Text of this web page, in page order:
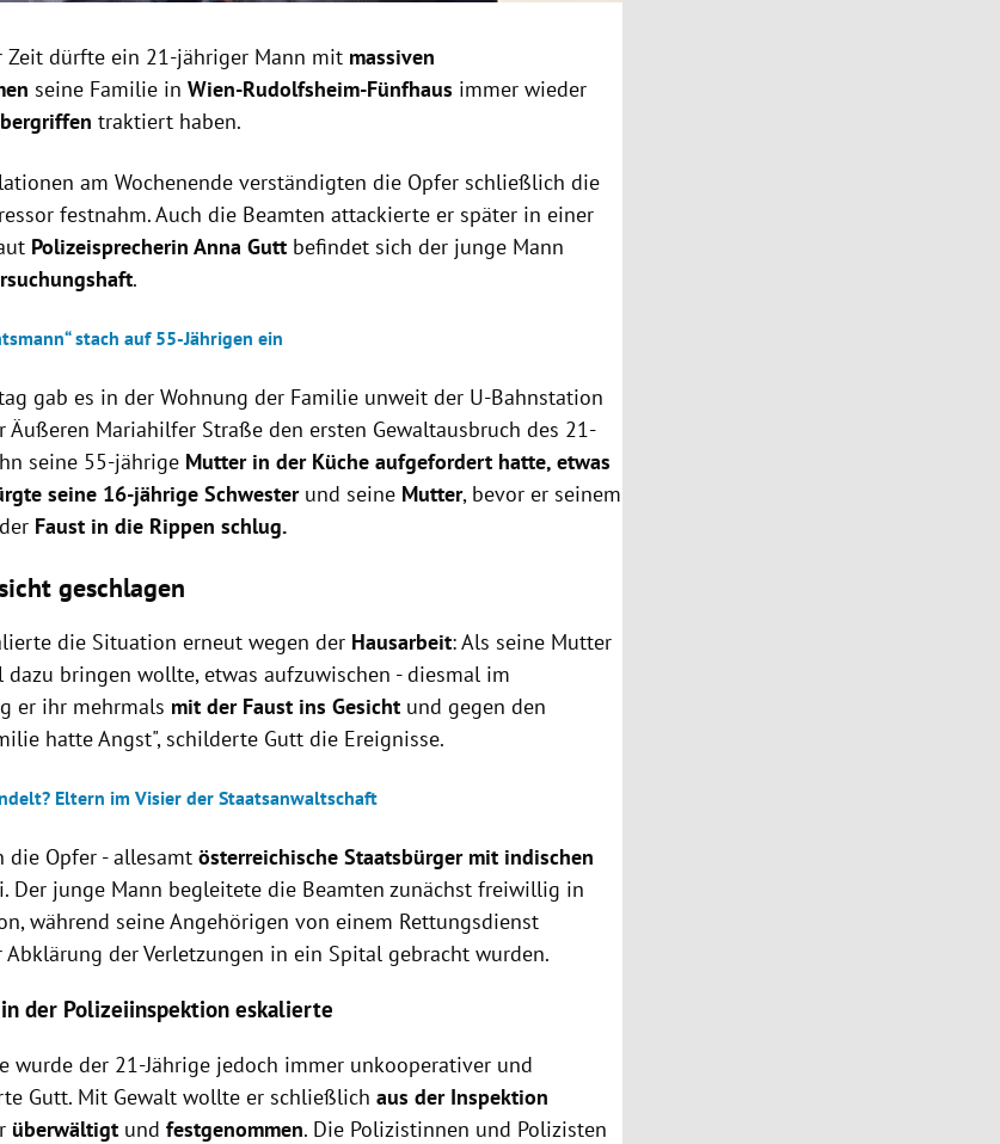
Zeit dürfte ein 21-jähriger Mann mit massiven
seine Familie inWien-Rudolfsheim-Fünfhaus immer wieder
traktiert haben.
am Wochenende verständigten die Opfer schließlich die
festnahm. Auch die Beamten attackierte er später in einer
Polizeisprecherin Anna Gutt befindet sich der junge Mann
.
stach auf 55-Jährigen ein
gab es in der Wohnung der Familie unweit der U-Bahnstation
Äußeren Mariahilfer Straße den ersten Gewaltausbruch des 21-
seine 55-jährige Mutter in der Küche aufgefordert hatte, etwas
seine 16-jährige Schwester und seine Mutter, bevor er seinem
Faust in die Rippen schlug.
geschlagen
die Situation erneut wegen der Hausarbeit: Als seine Mutter
bringen wollte, etwas aufzuwischen - diesmal im
er ihr mehrmals mit der Faust ins Gesicht und gegen den
hatte Angst", schilderte Gutt die Ereignisse.
Eltern im Visier der Staatsanwaltschaft
die Opfer - allesamtösterreichische Staatsbürger mit indischen
Der junge Mann begleitete die Beamten zunächst freiwillig in
während seine Angehörigen von einem Rettungsdienst
der Verletzungen in ein Spital gebracht wurden.
der Polizeiinspektion eskalierte
wurde der 21-Jährige jedoch immer unkooperativer und
Gutt. Mit Gewalt wollte er schließlichaus der Inspektion
überwältigt undfestgenommen. Die Polizistinnen und Polizisten